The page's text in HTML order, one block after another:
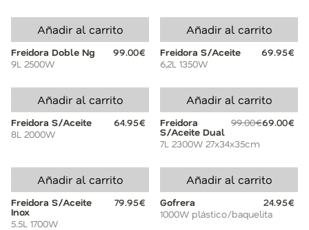
Añadir al carrito
Freidora Doble Ng
99.00€
9L 2500W
Añadir al carrito
Freidora S/Aceite
69.95€
6,2L 1350W
Añadir al carrito
Freidora S/Aceite
64.95€
8L 2000W
Añadir al carrito
Freidora
S/Aceite Dual
99.00€69.00€
7L 2300W 27x34x35cm
Añadir al carrito
Freidora S/Aceite
Inox
79.95€
5.5L 1700W
Añadir al carrito
Gofrera
24.95€
1000W plástico/baquelita